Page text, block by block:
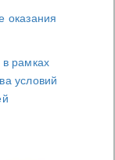
оказания
рамках
условий